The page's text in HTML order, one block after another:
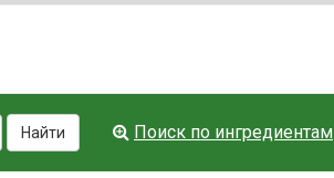
Найти Поиск по ингредиентам